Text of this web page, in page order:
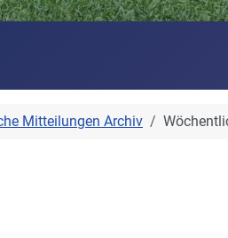
Mitteilungen Archiv